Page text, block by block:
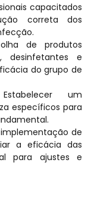
capacitados
correta dos
de produtos
desinfetantes e
do grupo de
um
específicos para
de
a eficácia das
para ajustes e